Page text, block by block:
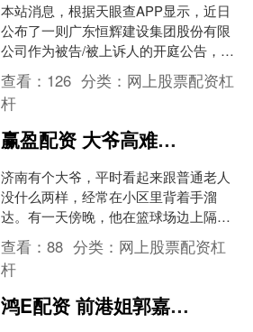
本站消息，根据天眼查APP显示，近日
公布了一则广东恒辉建设集团股份有限
公司作为被告/被上诉人的开庭公告，详
细内容如下： 案号：（2025）粤0106民
初1713....
查看： 126 分类： 网上股票配资杠
杆
赢盈配资 大爷高难度动作让围观年轻人自叹不如 民间高手展绝技
济南有个大爷，平时看起来跟普通老人
没什么两样，经常在小区里背着手溜
达。有一天傍晚，他在篮球场边上隔着
铁丝网随手扔了三个球，全都空心入
网，旁边一群年轻人都看傻了。....
查看：88 分类： 网上股票配资杠
杆
鸿E配资 前港姐郭嘉文卖掉李泽楷赠送豪宅 告别旧生活开启新篇章